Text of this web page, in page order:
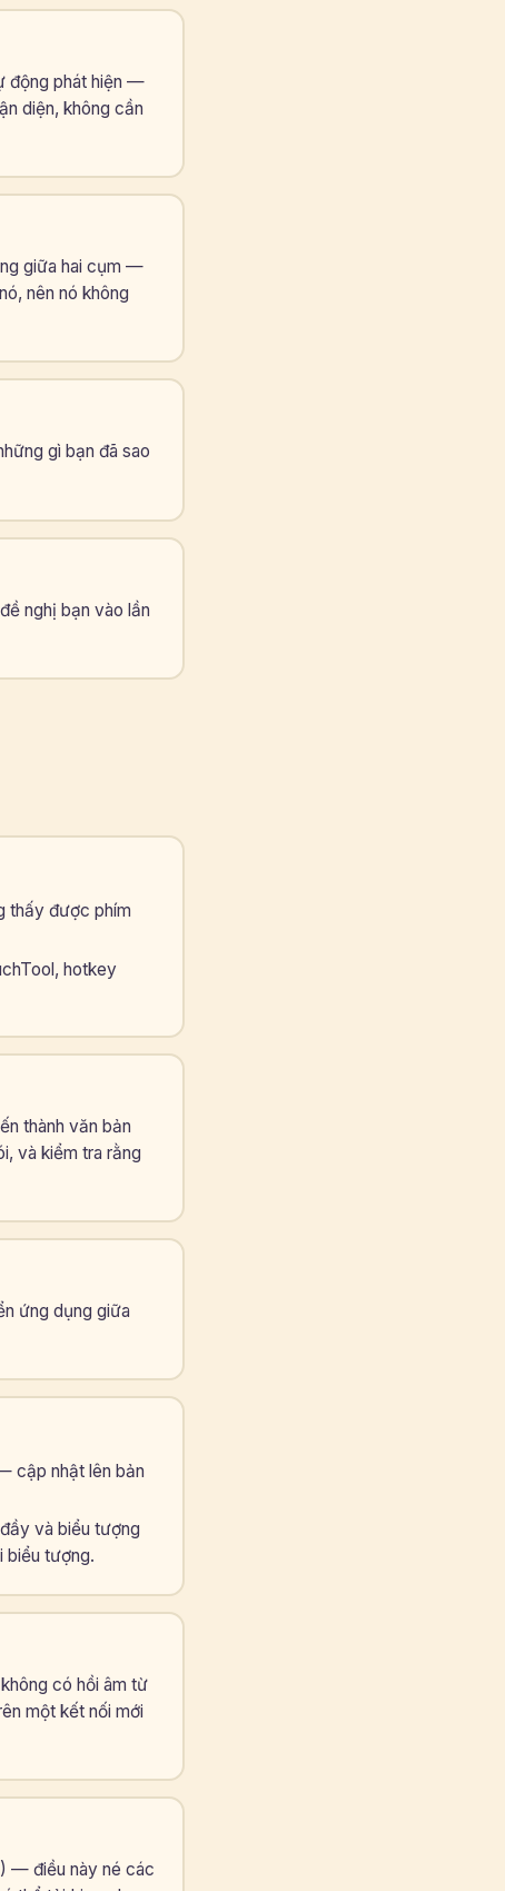
động phát hiện —
diện, không cần
giữa hai cụm —
nên nó không
gì bạn đã sao
nghị bạn vào lần
thấy được phím
hotkey
thành văn bản
và kiểm tra rằng
ứng dụng giữa
cập nhật lên bản
và biểu tượng
biểu tượng.
có hồi âm từ
một kết nối mới
— điều này né các